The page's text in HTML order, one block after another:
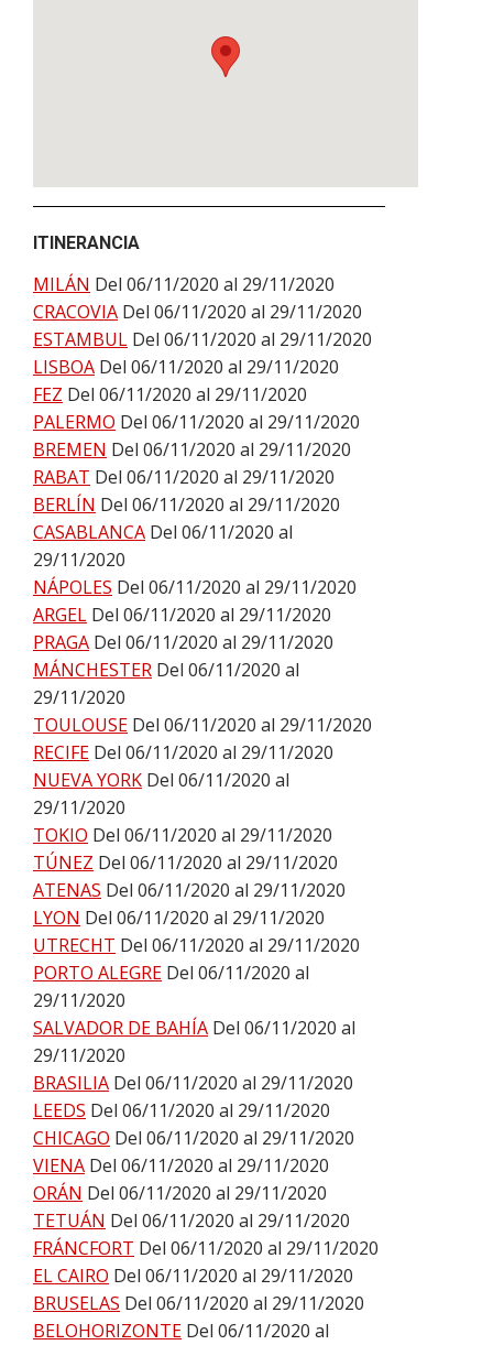
ITINERANCIA
MILÁN Del 06/11/2020 al 29/11/2020
CRACOVIA Del 06/11/2020 al 29/11/2020
ESTAMBUL Del 06/11/2020 al 29/11/2020
LISBOA Del 06/11/2020 al 29/11/2020
FEZ Del 06/11/2020 al 29/11/2020
PALERMO Del 06/11/2020 al 29/11/2020
BREMEN Del 06/11/2020 al 29/11/2020
RABAT Del 06/11/2020 al 29/11/2020
BERLÍN Del 06/11/2020 al 29/11/2020
CASABLANCA Del 06/11/2020 al
29/11/2020
NÁPOLES Del 06/11/2020 al 29/11/2020
ARGEL Del 06/11/2020 al 29/11/2020
PRAGA Del 06/11/2020 al 29/11/2020
MÁNCHESTER Del 06/11/2020 al
29/11/2020
TOULOUSE Del 06/11/2020 al 29/11/2020
RECIFE Del 06/11/2020 al 29/11/2020
NUEVA YORK Del 06/11/2020 al
29/11/2020
TOKIO Del 06/11/2020 al 29/11/2020
TÚNEZ Del 06/11/2020 al 29/11/2020
ATENAS Del 06/11/2020 al 29/11/2020
LYON Del 06/11/2020 al 29/11/2020
UTRECHT Del 06/11/2020 al 29/11/2020
PORTO ALEGRE Del 06/11/2020 al
29/11/2020
SALVADOR DE BAHÍA Del 06/11/2020 al
29/11/2020
BRASILIA Del 06/11/2020 al 29/11/2020
LEEDS Del 06/11/2020 al 29/11/2020
CHICAGO Del 06/11/2020 al 29/11/2020
VIENA Del 06/11/2020 al 29/11/2020
ORÁN Del 06/11/2020 al 29/11/2020
TETUÁN Del 06/11/2020 al 29/11/2020
FRÁNCFORT Del 06/11/2020 al 29/11/2020
EL CAIRO Del 06/11/2020 al 29/11/2020
BRUSELAS Del 06/11/2020 al 29/11/2020
BELOHORIZONTE Del 06/11/2020 al